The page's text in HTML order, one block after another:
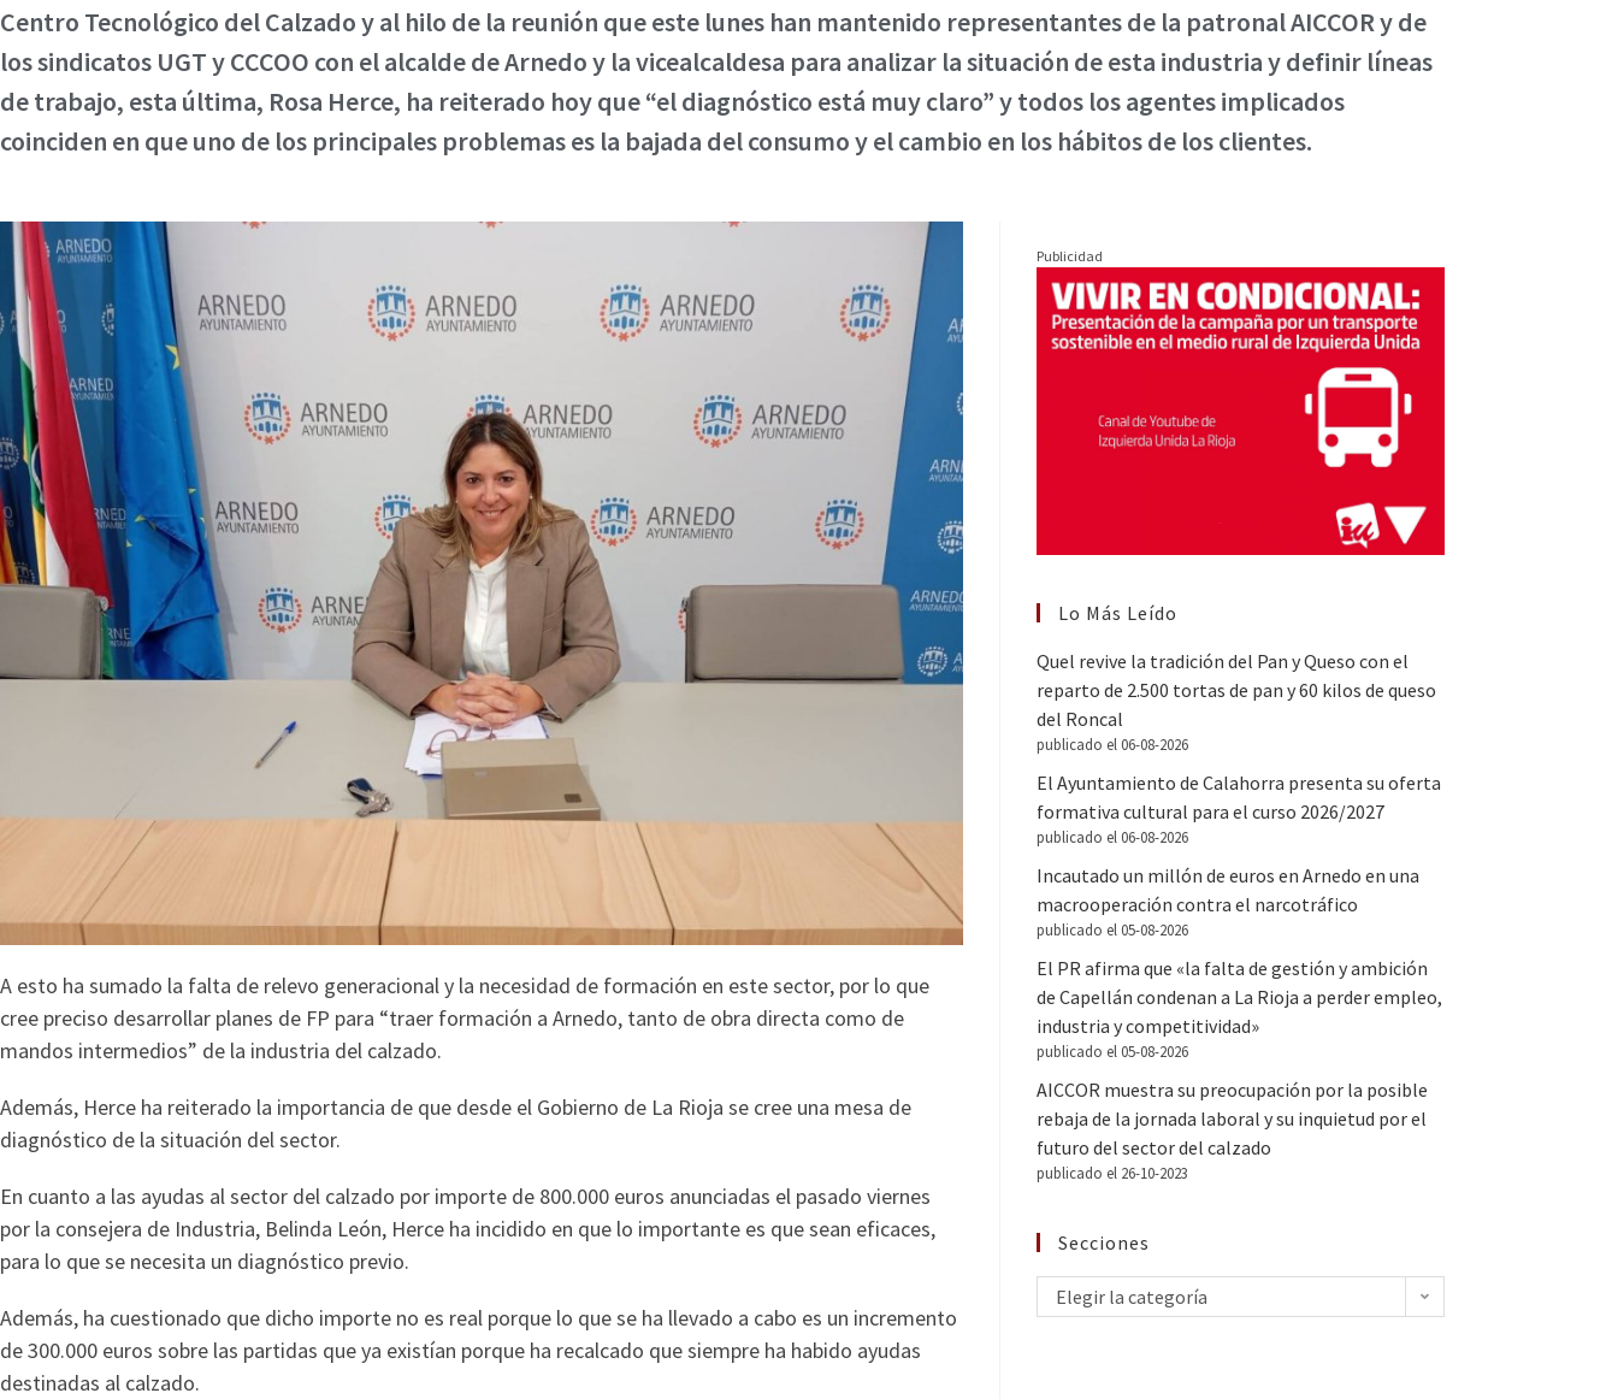
Centro Tecnológico del Calzado y al hilo de la reunión que este lunes han mantenido representantes de la patronal AICCOR y de
los sindicatos UGT y CCCOO con el alcalde de Arnedo y la vicealcaldesa para analizar la situación de esta industria y definir líneas
de trabajo, esta última, Rosa Herce, ha reiterado hoy que “el diagnóstico está muy claro” y todos los agentes implicados
coinciden en que uno de los principales problemas es la bajada del consumo y el cambio en los hábitos de los clientes.
A esto ha sumado la falta de relevo generacional y la necesidad de formación en este sector, por lo que
cree preciso desarrollar planes de FP para “traer formación a Arnedo, tanto de obra directa como de
mandos intermedios” de la industria del calzado.
Además, Herce ha reiterado la importancia de que desde el Gobierno de La Rioja se cree una mesa de
diagnóstico de la situación del sector.
En cuanto a las ayudas al sector del calzado por importe de 800.000 euros anunciadas el pasado viernes
por la consejera de Industria, Belinda León, Herce ha incidido en que lo importante es que sean eficaces,
para lo que se necesita un diagnóstico previo.
Además, ha cuestionado que dicho importe no es real porque lo que se ha llevado a cabo es un incremento
de 300.000 euros sobre las partidas que ya existían porque ha recalcado que siempre ha habido ayudas
destinadas al calzado.
Publicidad
Lo Más Leído
Quel revive la tradición del Pan y Queso con el
reparto de 2.500 tortas de pan y 60 kilos de queso
del Roncal
publicado el 06-08-2026
El Ayuntamiento de Calahorra presenta su oferta
formativa cultural para el curso 2026/2027
publicado el 06-08-2026
Incautado un millón de euros en Arnedo en una
macrooperación contra el narcotráfico
publicado el 05-08-2026
El PR afirma que «la falta de gestión y ambición
de Capellán condenan a La Rioja a perder empleo,
industria y competitividad»
publicado el 05-08-2026
AICCOR muestra su preocupación por la posible
rebaja de la jornada laboral y su inquietud por el
futuro del sector del calzado
publicado el 26-10-2023
Secciones
Elegir la categoría